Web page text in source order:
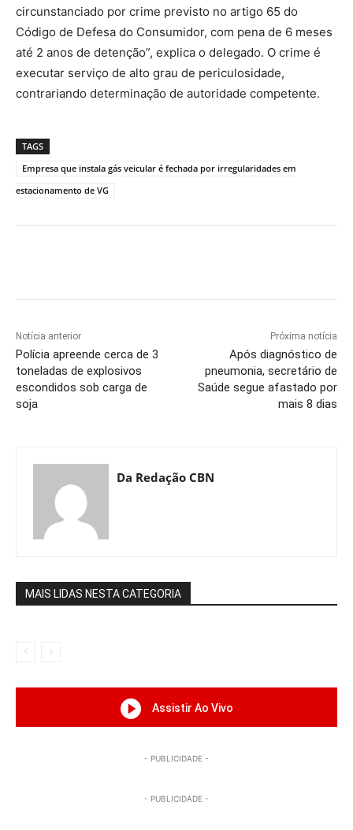
circunstanciado por crime previsto no artigo 65 do
Código de Defesa do Consumidor, com pena de 6 meses
até 2 anos de detenção”, explica o delegado. O crime é
executar serviço de alto grau de periculosidade,
contrariando determinação de autoridade competente.
TAGS
Empresa que instala gás veicular é fechada por irregularidades em
estacionamento de VG
Notícia anterior
Polícia apreende cerca de 3
toneladas de explosivos
escondidos sob carga de
soja
Próxima notícia
Após diagnóstico de
pneumonia, secretário de
Saúde segue afastado por
mais 8 dias
Da Redação CBN
MAIS LIDAS NESTA CATEGORIA
Assistir Ao Vivo
- PUBLICIDADE -
- PUBLICIDADE -